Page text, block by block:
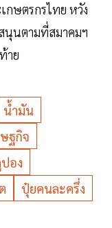
กษตรกรไทย หวัง
นุนตามที่สมาคมฯ
าย
น้ำมัน
ฐกิจ
อง
ปุ๋ยคนละครึ่ง